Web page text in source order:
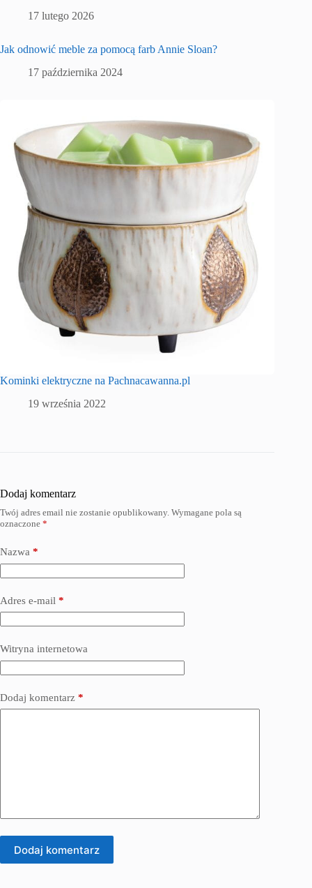
17 lutego 2026
Jak odnowić meble za pomocą farb Annie Sloan?
17 października 2024
Kominki elektryczne na Pachnacawanna.pl
19 września 2022
Dodaj komentarz
Twój adres email nie zostanie opublikowany. Wymagane pola są
oznaczone *
Nazwa *
Adres e-mail *
Witryna internetowa
Dodaj komentarz *
Dodaj komentarz